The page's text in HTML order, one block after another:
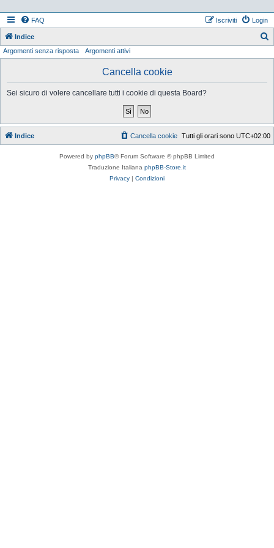
FAQ Login
Iscriviti
Indice
Argomenti senza risposta Argomenti attivi
Cancella cookie
Sei sicuro di volere cancellare tutti i cookie di questa Board?
Indice Tutti gli orari sono UTC+02:00
Cancella cookie
Powered by phpBB® Forum Software © phpBB Limited
Traduzione Italiana phpBB-Store.it
Privacy | Condizioni